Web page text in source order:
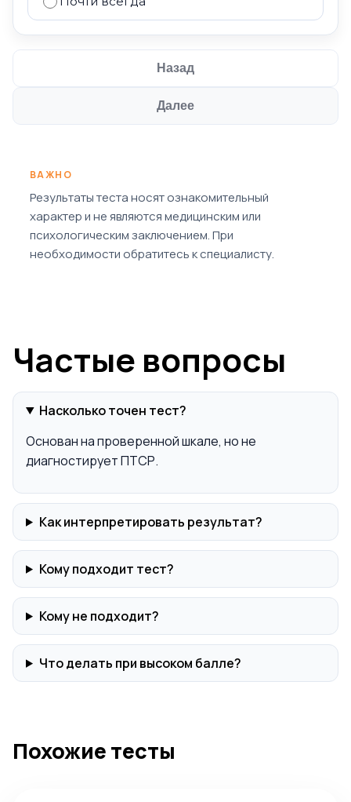
Назад
Далее
ВАЖНО
Результаты теста носят ознакомительный
характер и не являются медицинским или
психологическим заключением. При
необходимости обратитесь к специалисту.
Частые вопросы
Насколько точен тест?
Основан на проверенной шкале, но не
диагностирует ПТСР.
Как интерпретировать результат?
Кому подходит тест?
Кому не подходит?
Что делать при высоком балле?
Похожие тесты